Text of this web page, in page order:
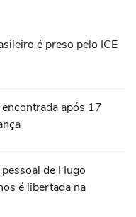
é preso pelo ICE
após 17
de Hugo
é libertada na